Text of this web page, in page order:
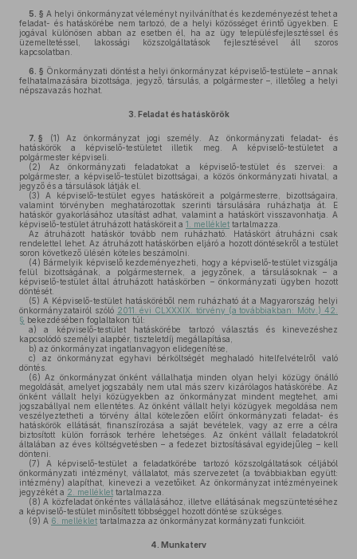
5. § A helyi önkormányzat véleményt nyilváníthat és kezdeményezést tehet a
feladat- és hatáskörébe nem tartozó, de a helyi közösséget érintő ügyekben. E
jogával különösen abban az esetben él, ha az ügy településfejlesztéssel és
üzemeltetéssel, lakossági közszolgáltatások fejlesztésével áll szoros
kapcsolatban.
6. § Önkormányzati döntést a helyi önkormányzat képviselő-testülete – annak
felhatalmazására bizottsága, jegyző, társulás, a polgármester –, illetőleg a helyi
népszavazás hozhat.
3. Feladat és hatáskörök
7. § (1) Az önkormányzat jogi személy. Az önkormányzati feladat- és
hatáskörök a képviselő-testületet illetik meg. A képviselő-testületet a
polgármester képviseli.
(2) Az önkormányzati feladatokat a képviselő-testület és szervei: a
polgármester, a képviselő-testület bizottságai, a közös önkormányzati hivatal, a
jegyző és a társulások látják el.
(3) A képviselő-testület egyes hatásköreit a polgármesterre, bizottságaira,
valamint törvényben meghatározottak szerinti társulására ruházhatja át. E
hatáskör gyakorlásához utasítást adhat, valamint a hatáskört visszavonhatja. A
képviselő-testület átruházott hatásköreit a 1. melléklet tartalmazza.
Az átruházott hatáskör tovább nem ruházható. Hatáskört átruházni csak
rendelettel lehet. Az átruházott hatáskörben eljáró a hozott döntésekről a testület
soron következő ülésén köteles beszámolni.
(4) Bármelyik képviselő kezdeményezheti, hogy a képviselő-testület vizsgálja
felül bizottságának, a polgármesternek, a jegyzőnek, a társulásoknak – a
képviselő-testület által átruházott hatáskörben – önkormányzati ügyben hozott
döntését.
(5) A Képviselő-testület hatásköréből nem ruházható át a Magyarország helyi
önkormányzatairól szóló 2011. évi CLXXXIX. törvény (a továbbiakban: Mötv.) 42.
§ bekezdésében foglaltakon túl:
a) a képviselő-testület hatáskörébe tartozó választás és kinevezéshez
kapcsolódó személyi alapbér, tiszteletdíj megállapítása,
b) az önkormányzat ingatlanvagyon elidegenítése,
c) az önkormányzat egyhavi bérköltségét meghaladó hitelfelvételről való
döntés.
(6) Az önkormányzat önként vállalhatja minden olyan helyi közügy önálló
megoldását, amelyet jogszabály nem utal más szerv kizárólagos hatáskörébe. Az
önként vállalt helyi közügyekben az önkormányzat mindent megtehet, ami
jogszabállyal nem ellentétes. Az önként vállalt helyi közügyek megoldása nem
veszélyeztetheti a törvény által kötelezően előírt önkormányzati feladat- és
hatáskörök ellátását, finanszírozása a saját bevételek, vagy az erre a célra
biztosított külön források terhére lehetséges. Az önként vállalt feladatokról
általában az éves költségvetésben – a fedezet biztosításával egyidejűleg – kell
dönteni.
(7) A képviselő-testület a feladatkörébe tartozó közszolgáltatások céljából
önkormányzati intézményt, vállalatot, más szervezetet (a továbbiakban együtt:
intézmény) alapíthat, kinevezi a vezetőiket. Az önkormányzat intézményeinek
jegyzékét a 2. melléklet tartalmazza.
(8) A közfeladat önkéntes vállalásához, illetve ellátásának megszüntetéséhez
a képviselő-testület minősített többséggel hozott döntése szükséges.
(9) A 6. melléklet tartalmazza az önkormányzat kormányzati funkcióit.
4. Munkaterv